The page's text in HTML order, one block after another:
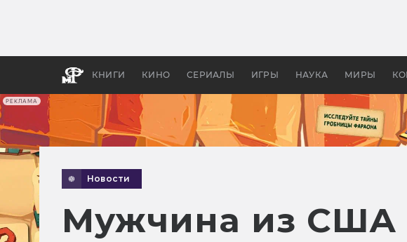
РЕКЛАМА
КНИГИ КИНО СЕРИАЛЫ ИГРЫ НАУКА МИРЫ
бы «Властелина колец»
Новости
Мужчина из США